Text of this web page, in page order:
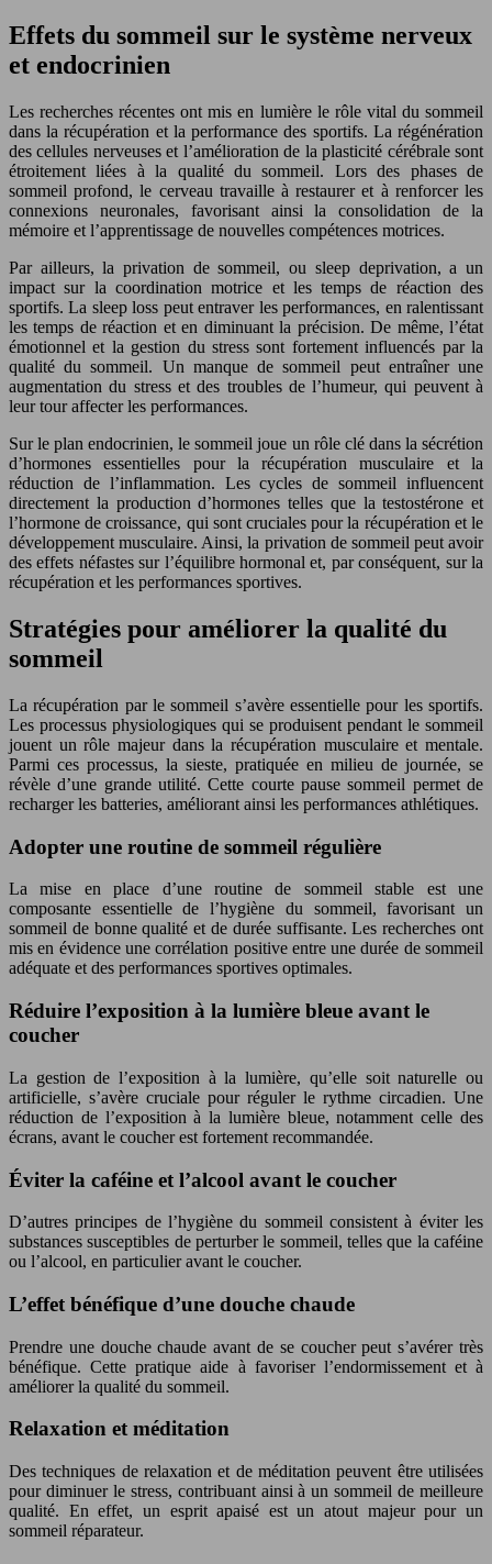
Effets du sommeil sur le système nerveux
et endocrinien
Les recherches récentes ont mis en lumière le rôle vital du sommeil
dans la récupération et la performance des sportifs. La régénération
des cellules nerveuses et l’amélioration de la plasticité cérébrale sont
étroitement liées à la qualité du sommeil. Lors des phases de
sommeil profond, le cerveau travaille à restaurer et à renforcer les
connexions neuronales, favorisant ainsi la consolidation de la
mémoire et l’apprentissage de nouvelles compétences motrices.
Par ailleurs, la privation de sommeil, ou sleep deprivation, a un
impact sur la coordination motrice et les temps de réaction des
sportifs. La sleep loss peut entraver les performances, en ralentissant
les temps de réaction et en diminuant la précision. De même, l’état
émotionnel et la gestion du stress sont fortement influencés par la
qualité du sommeil. Un manque de sommeil peut entraîner une
augmentation du stress et des troubles de l’humeur, qui peuvent à
leur tour affecter les performances.
Sur le plan endocrinien, le sommeil joue un rôle clé dans la sécrétion
d’hormones essentielles pour la récupération musculaire et la
réduction de l’inflammation. Les cycles de sommeil influencent
directement la production d’hormones telles que la testostérone et
l’hormone de croissance, qui sont cruciales pour la récupération et le
développement musculaire. Ainsi, la privation de sommeil peut avoir
des effets néfastes sur l’équilibre hormonal et, par conséquent, sur la
récupération et les performances sportives.
Stratégies pour améliorer la qualité du
sommeil
La récupération par le sommeil s’avère essentielle pour les sportifs.
Les processus physiologiques qui se produisent pendant le sommeil
jouent un rôle majeur dans la récupération musculaire et mentale.
Parmi ces processus, la sieste, pratiquée en milieu de journée, se
révèle d’une grande utilité. Cette courte pause sommeil permet de
recharger les batteries, améliorant ainsi les performances athlétiques.
Adopter une routine de sommeil régulière
La mise en place d’une routine de sommeil stable est une
composante essentielle de l’hygiène du sommeil, favorisant un
sommeil de bonne qualité et de durée suffisante. Les recherches ont
mis en évidence une corrélation positive entre une durée de sommeil
adéquate et des performances sportives optimales.
Réduire l’exposition à la lumière bleue avant le
coucher
La gestion de l’exposition à la lumière, qu’elle soit naturelle ou
artificielle, s’avère cruciale pour réguler le rythme circadien. Une
réduction de l’exposition à la lumière bleue, notamment celle des
écrans, avant le coucher est fortement recommandée.
Éviter la caféine et l’alcool avant le coucher
D’autres principes de l’hygiène du sommeil consistent à éviter les
substances susceptibles de perturber le sommeil, telles que la caféine
ou l’alcool, en particulier avant le coucher.
L’effet bénéfique d’une douche chaude
Prendre une douche chaude avant de se coucher peut s’avérer très
bénéfique. Cette pratique aide à favoriser l’endormissement et à
améliorer la qualité du sommeil.
Relaxation et méditation
Des techniques de relaxation et de méditation peuvent être utilisées
pour diminuer le stress, contribuant ainsi à un sommeil de meilleure
qualité. En effet, un esprit apaisé est un atout majeur pour un
sommeil réparateur.